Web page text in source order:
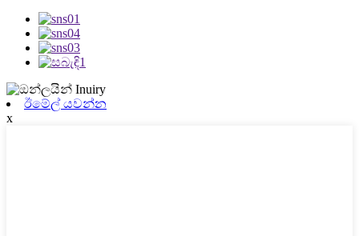
ඊමේල් යවන්න
x